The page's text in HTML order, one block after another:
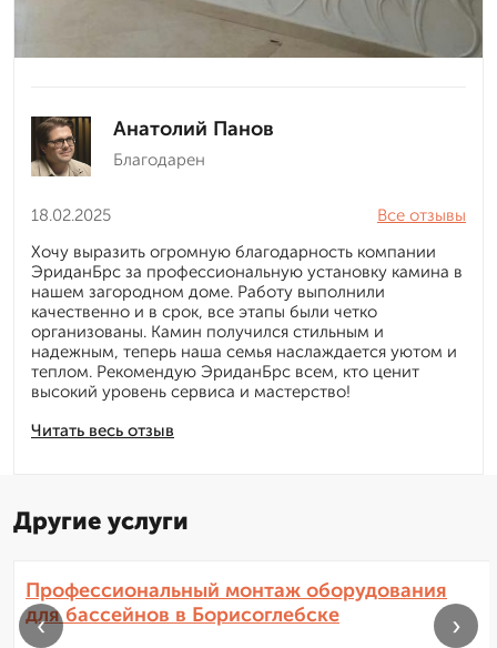
Анатолий Панов
Благодарен
18.02.2025
Читать весь отзыв
Все отзывы
Хочу выразить огромную благодарность компании
ЭриданБрс за профессиональную установку камина в
нашем загородном доме. Работу выполнили
качественно и в срок, все этапы были четко
организованы. Камин получился стильным и
надежным, теперь наша семья наслаждается уютом и
теплом. Рекомендую ЭриданБрс всем, кто ценит
высокий уровень сервиса и мастерство!
Другие услуги
Профессиональный монтаж оборудования
для бассейнов в Борисоглебске
‹ ›